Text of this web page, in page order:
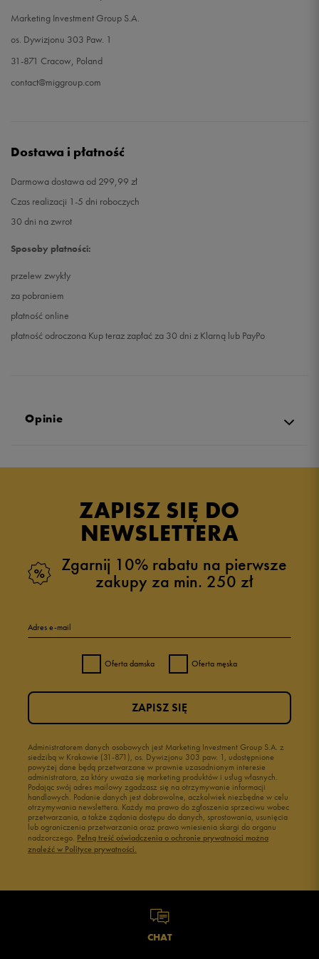
Marketing Investment Group S.A.
os. Dywizjonu 303 Paw. 1
31-871 Cracow, Poland
contact@miggroup.com
Dostawa i płatność
Darmowa dostawa od 299,99 zł
Czas realizacji 1-5 dni roboczych
30 dni na zwrot
Sposoby płatności:
przelew zwykły
za pobraniem
płatność online
płatność odroczona Kup teraz zapłać za 30 dni z Klarną lub PayPo
Opinie
ZAPISZ SIĘ DO
NEWSLETTERA
Zgarnij 10% rabatu na pierwsze
zakupy za min. 250 zł
Adres e-mail
Oferta damska Oferta męska
Administratorem danych osobowych jest Marketing Investment Group S.A. z
siedzibą w Krakowie (31-871), os. Dywizjonu 303 paw. 1, udostępnione
powyżej dane będą przetwarzane w prawnie uzasadnionym interesie
administratora, za który uważa się marketing produktów i usług własnych.
Podając swój adres mailowy zgadzasz się na otrzymywanie informacji
handlowych. Podanie danych jest dobrowolne, aczkolwiek niezbędne w celu
otrzymywania newslettera. Każdy ma prawo do zgłoszenia sprzeciwu wobec
przetwarzania, a także żądania dostępu do danych, sprostowania, usunięcia
lub ograniczenia przetwarzania oraz prawo wniesienia skargi do organu
nadzorczego. Pełną treść oświadczenia o ochronie prywatności można
znaleźć w Polityce prywatności.
ZAPISZ SIĘ
CHAT